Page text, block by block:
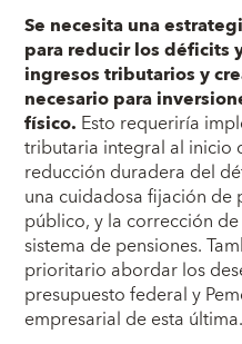
Se necesita una
para reducir los déficits
ingresos tributarios y
necesario para
físico. Esto requeriría
tributaria integral al inicio
reducción duradera del
una cuidadosa fijación
público, y la corrección
sistema de pensiones.
prioritario abordar los
presupuesto federal y
empresarial de esta última.